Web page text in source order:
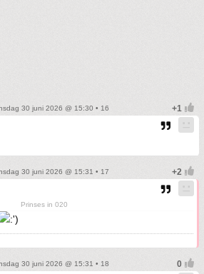
30 juni 2026 @ 15:30 • 16
30 juni 2026 @ 15:31 • 17
Prinses in 020
30 juni 2026 @ 15:31 • 18